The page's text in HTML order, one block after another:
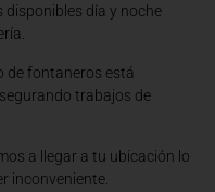
disponibles día y noche
de fontaneros está
trabajos de
a llegar a tu ubicación lo
inconveniente.